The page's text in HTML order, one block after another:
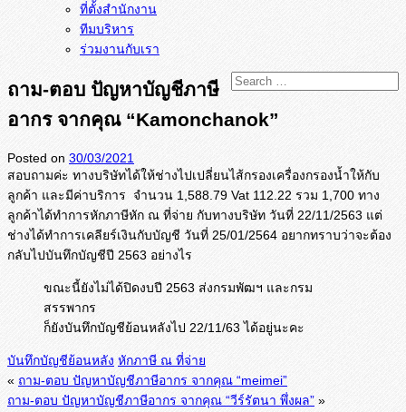
ที่ตั้งสำนักงาน
ทีมบริหาร
ร่วมงานกับเรา
ถาม-ตอบ ปัญหาบัญชีภาษี
อากร จากคุณ “Kamonchanok”
Posted on 30/03/2021
สอบถามค่ะ ทางบริษัทได้ให้ช่างไปเปลี่ยนไส้กรองเครื่องกรองน้ำให้กับ
ลูกค้า และมีค่าบริการ จำนวน 1,588.79 Vat 112.22 รวม 1,700 ทาง
ลูกค้าได้ทำการหักภาษีหัก ณ ที่จ่าย กับทางบริษัท วันที่ 22/11/2563 แต่
ช่างได้ทำการเคลียร์เงินกับบัญชี วันที่ 25/01/2564 อยากทราบว่าจะต้อง
กลับไปบันทึกบัญชีปี 2563 อย่างไร
ขณะนี้ยังไม่ได้ปิดงบปี 2563 ส่งกรมพัฒฯ และกรม
สรรพากร
ก็ยังบันทึกบัญชีย้อนหลังไป 22/11/63 ได้อยู่นะคะ
บันทึกบัญชีย้อนหลัง หักภาษี ณ ที่จ่าย
« ถาม-ตอบ ปัญหาบัญชีภาษีอากร จากคุณ “meimei”
ถาม-ตอบ ปัญหาบัญชีภาษีอากร จากคุณ “วีร์รัตนา พึ่งผล” »